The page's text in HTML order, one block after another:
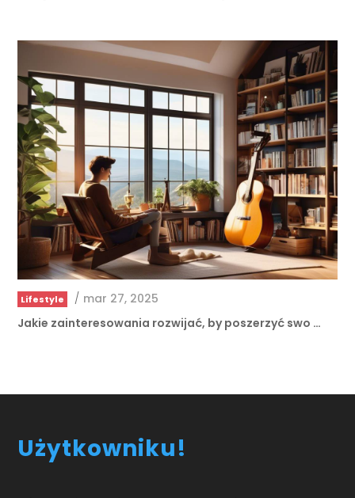
Lifestyle / mar 27, 2025
Jakie zainteresowania rozwijać, by poszerzyć swo …